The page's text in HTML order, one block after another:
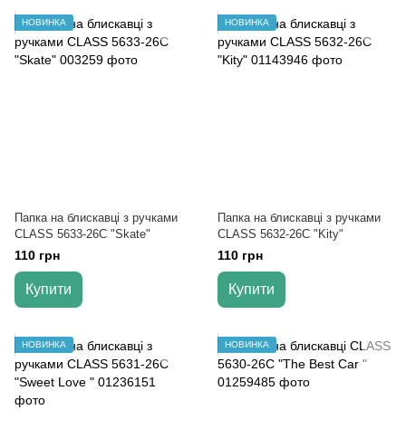
НОВИНКА
Папка на блискавці з ручками
CLASS 5633-26C "Skate"
110 грн
Купити
НОВИНКА
Папка на блискавці з ручками
CLASS 5632-26C "Kity"
110 грн
Купити
НОВИНКА НОВИНКА